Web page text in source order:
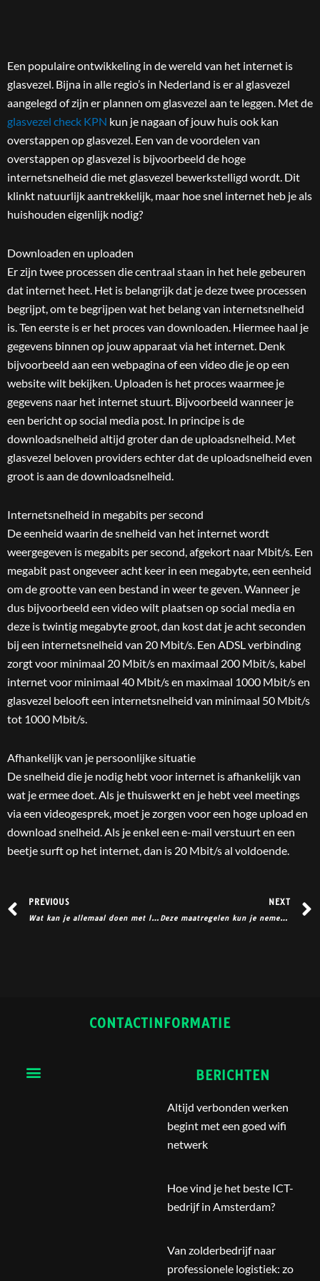
Een populaire ontwikkeling in de wereld van het internet is
glasvezel. Bijna in alle regio’s in Nederland is er al glasvezel
aangelegd of zijn er plannen om glasvezel aan te leggen. Met de
glasvezel check KPN kun je nagaan of jouw huis ook kan
overstappen op glasvezel. Een van de voordelen van
overstappen op glasvezel is bijvoorbeeld de hoge
internetsnelheid die met glasvezel bewerkstelligd wordt. Dit
klinkt natuurlijk aantrekkelijk, maar hoe snel internet heb je als
huishouden eigenlijk nodig?
Downloaden en uploaden
Er zijn twee processen die centraal staan in het hele gebeuren
dat internet heet. Het is belangrijk dat je deze twee processen
begrijpt, om te begrijpen wat het belang van internetsnelheid
is. Ten eerste is er het proces van downloaden. Hiermee haal je
gegevens binnen op jouw apparaat via het internet. Denk
bijvoorbeeld aan een webpagina of een video die je op een
website wilt bekijken. Uploaden is het proces waarmee je
gegevens naar het internet stuurt. Bijvoorbeeld wanneer je
een bericht op social media post. In principe is de
downloadsnelheid altijd groter dan de uploadsnelheid. Met
glasvezel beloven providers echter dat de uploadsnelheid even
groot is aan de downloadsnelheid.
Internetsnelheid in megabits per second
De eenheid waarin de snelheid van het internet wordt
weergegeven is megabits per second, afgekort naar Mbit/s. Een
megabit past ongeveer acht keer in een megabyte, een eenheid
om de grootte van een bestand in weer te geven. Wanneer je
dus bijvoorbeeld een video wilt plaatsen op social media en
deze is twintig megabyte groot, dan kost dat je acht seconden
bij een internetsnelheid van 20 Mbit/s. Een ADSL verbinding
zorgt voor minimaal 20 Mbit/s en maximaal 200 Mbit/s, kabel
internet voor minimaal 40 Mbit/s en maximaal 1000 Mbit/s en
glasvezel belooft een internetsnelheid van minimaal 50 Mbit/s
tot 1000 Mbit/s.
Afhankelijk van je persoonlijke situatie
De snelheid die je nodig hebt voor internet is afhankelijk van
wat je ermee doet. Als je thuiswerkt en je hebt veel meetings
via een videogesprek, moet je zorgen voor een hoge upload en
download snelheid. Als je enkel een e-mail verstuurt en een
beetje surft op het internet, dan is 20 Mbit/s al voldoende.
Prev
PREVIOUS
Wat kan je allemaal doen met landbouwafval?
NEXT
Deze maatregelen kun je nemen tegen een hoge energierekening
CONTACTINFORMATIE
Menu BERICHTEN
Altijd verbonden werken
begint met een goed wifi
netwerk
Hoe vind je het beste ICT-
bedrijf in Amsterdam?
Van zolderbedrijf naar
professionele logistiek: zo